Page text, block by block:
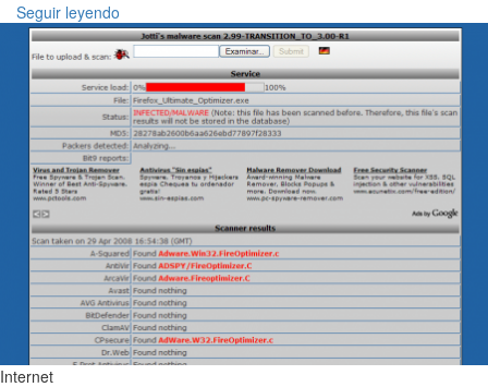
Seguir leyendo
Internet